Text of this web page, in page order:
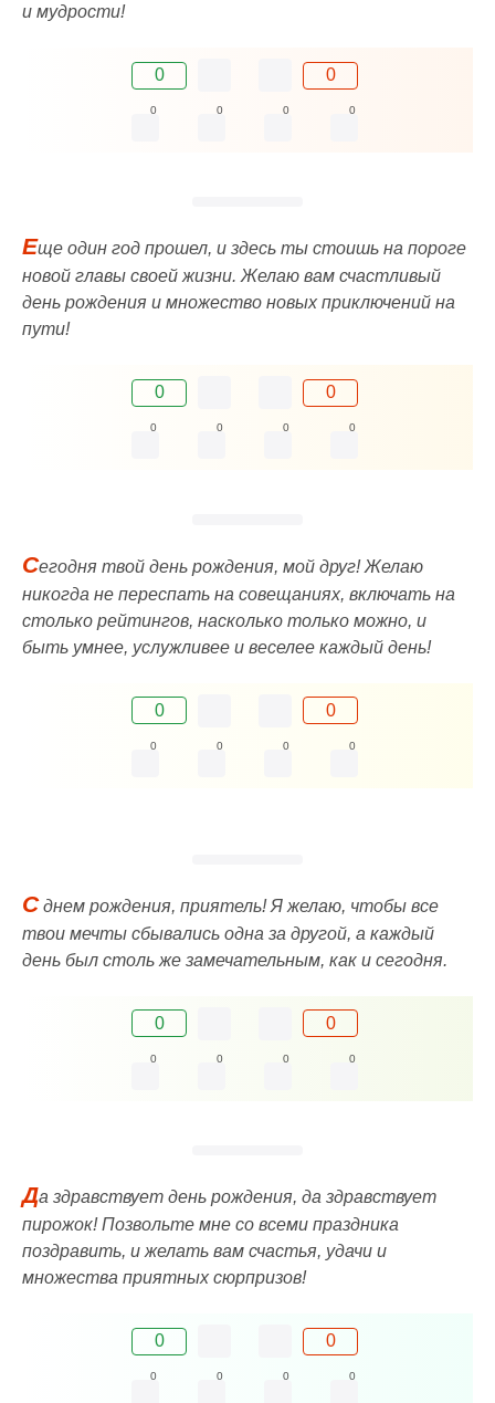
и мудрости!
0 0
0 0 0 0
Еще один год прошел, и здесь ты стоишь на пороге
новой главы своей жизни. Желаю вам счастливый
день рождения и множество новых приключений на
пути!
0 0
0 0 0 0
Сегодня твой день рождения, мой друг! Желаю
никогда не переспать на совещаниях, включать на
столько рейтингов, насколько только можно, и
быть умнее, услужливее и веселее каждый день!
0 0
0 0 0 0
Сднем рождения, приятель! Я желаю, чтобы все
твои мечты сбывались одна за другой, а каждый
день был столь же замечательным, как и сегодня.
0 0
0 0 0 0
Да здравствует день рождения, да здравствует
пирожок! Позвольте мне со всеми праздника
поздравить, и желать вам счастья, удачи и
множества приятных сюрпризов!
0 0
0 0 0 0